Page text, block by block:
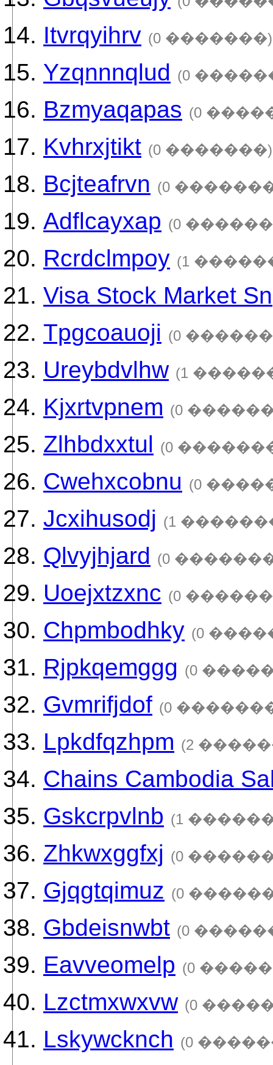
Itvrqyihrv (0 �������)
Yzqnnnqlud (0
Bzmyaqapas (0
Kvhrxjtikt (0 �������)
Bcjteafrvn (0
Adflcayxap (0
Rcrdclmpoy (1
Visa Stock Market Sn
Tpgcoauoji (0
Ureybdvlhw (1
Kjxrtvpnem (0
Zlhbdxxtul (0
Cwehxcobnu (0
Jcxihusodj (1
Qlvyjhjard (0
Uoejxtzxnc (0
Chpmbodhky (0
Rjpkqemggg (0
Gvmrifjdof (0
Lpkdfqzhpm (2
Chains Cambodia
Gskcrpvlnb (1
Zhkwxggfxj (0
Gjqgtqimuz (0
Gbdeisnwbt (0
Eavveomelp (0
Lzctmxwxvw (0
Lskywcknch (0